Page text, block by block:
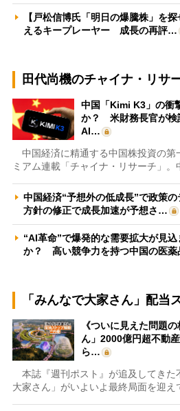
【戸松信博氏「明日の爆騰株」を
えるキープレーヤー 成長の再評…
田代尚機のチャイナ・リサ
中国「Kimi K3」の衝
か？ 米財務長官が検
AI…
中国経済に精通する中国株投資の第
ミアム連載「チャイナ・リサーチ」。
中国経済“予想外の低成長”で政策
方針の修正で成長加速が予想さ…
“AI革命”で爆発的な需要拡大が見
か？ 高い競争力を持つ中国の医
「みんなで大家さん」配当
《ついに見えた問題
ん」2000億円超不動
ら…
本誌『週刊ポスト』が追及してきた
大家さん」がいよいよ最終局面を迎え